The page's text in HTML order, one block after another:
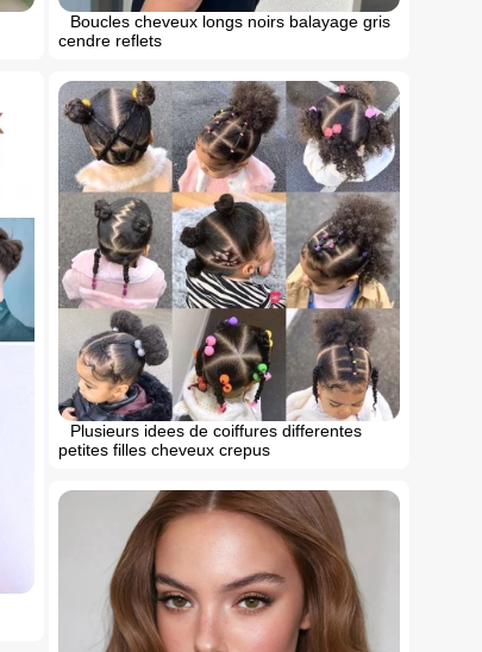
Boucles cheveux longs noirs balayage gris
cendre reflets
Plusieurs idees de coiffures differentes
petites filles cheveux crepus